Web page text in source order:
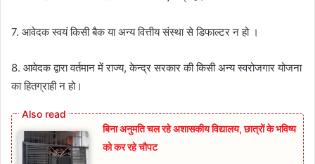
7. आवेदक स्वयं किसी बैक या अन्य वित्तीय संस्था से डिफाल्टर न हो ।
8. आवेदक द्वारा वर्तमान में राज्य, केन्द्र सरकार की किसी अन्य स्वरोजगार योजना
का हितग्राही न हो।
बिना अनुमति चल रहे अशासकीय विद्यालय, छात्रों के भविष्य
को कर रहे चौपट